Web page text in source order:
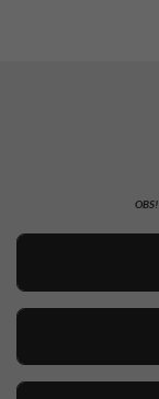
OBS!